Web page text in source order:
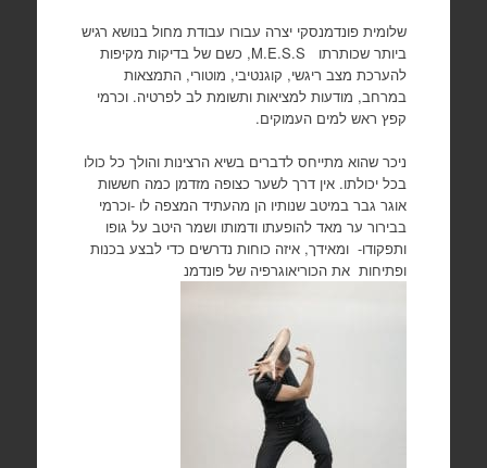
שלומית פונדמנסקי יצרה עבורו עבודת מחול בנושא רגיש
ביותר שכותרתו M.E.S.S, כשם של בדיקות מקיפות
להערכת מצב ריגשי, קוגנטיבי, מוטורי, התמצאות
במרחב, מודעות למציאות ותשומת לב לפרטיה. וכרמי
קפץ ראש למים העמוקים.
ניכר שהוא מתייחס לדברים בשיא הרצינות והולך כל כולו
בכל יכולתו. אין דרך לשער כצופה מזדמן כמה חששות
אוגר גבר במיטב שנותיו הן מהעתיד המצפה לו -וכרמי
בבירור ער מאד להופעתו ודמותו ושמר היטב על גופו
ותפקודו- ומאידך, איזה כוחות נדרשים כדי לבצע בכנות
ופתיחות את הכוריאוגרפיה של פונדמנ